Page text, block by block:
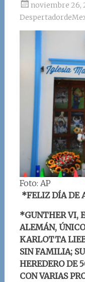
noviembre 26,
Foto: AP
*FELIZ DÍA DE
*GUNTHER VI,
ALEMÁN,
KARLOTTA
SIN FAMILIA;
HEREDERO DE
CON VARIAS